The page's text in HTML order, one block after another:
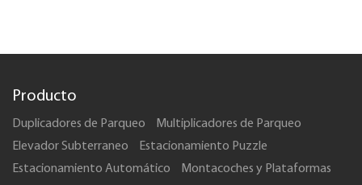
Producto
Duplicadores de Parqueo
Multiplicadores de Parqueo
Elevador Subterraneo
Estacionamiento Puzzle
Estacionamiento Automático
Montacoches y Plataformas